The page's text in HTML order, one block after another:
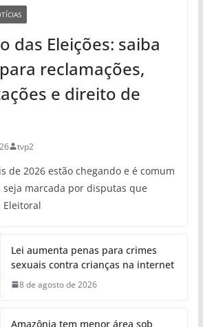
das Eleições: saiba
reclamações,
e direito de
tvp2
de 2026 estão chegando e é comum
marcada por disputas que
Eleitoral
Lei aumenta penas para crimes
sexuais contra crianças na internet
8 de agosto de 2026
Amazônia tem menor área sob